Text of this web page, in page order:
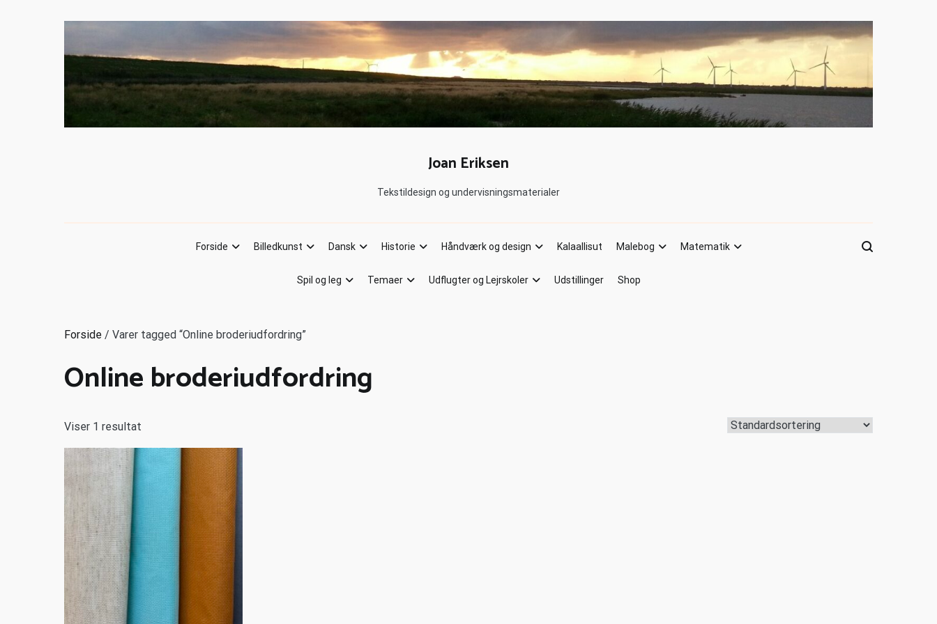
Joan Eriksen
Tekstildesign og undervisningsmaterialer
Forside Billedkunst Dansk Historie Håndværk og design Kalaallisut Malebog Matematik
Spil og leg Temaer Udflugter og Lejrskoler Udstillinger Shop
Forside / Varer tagged “Online broderiudfordring”
Online broderiudfordring
Viser 1 resultat